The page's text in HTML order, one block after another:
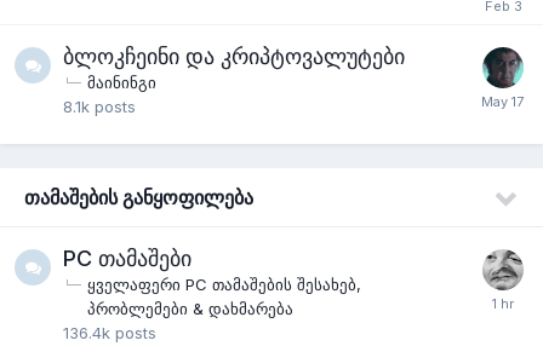
ბლოკჩეინი და კრიპტოვალუტები
მაინინგი
8.1k posts
თამაშების განყოფილება
PC თამაშები
ყველაფერი PC თამაშების შესახებ
პრობლემები & დახმარება
136.4k posts